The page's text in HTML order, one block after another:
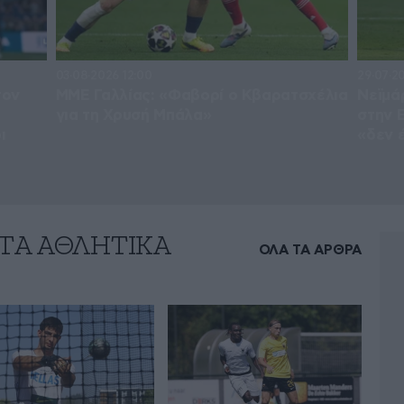
ΑΘΛΗΤΙΚΑ ΟΛΑ ΤΑ ΑΡΘΡΑ